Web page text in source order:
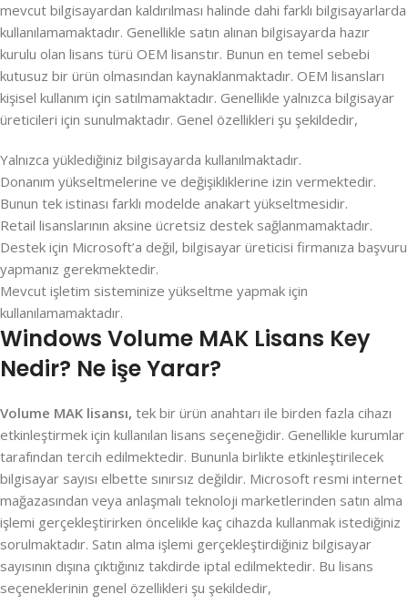
mevcut bilgisayardan kaldırılması halinde dahi farklı bilgisayarlarda
kullanılamamaktadır. Genellikle satın alınan bilgisayarda hazır
kurulu olan lisans türü OEM lisanstır. Bunun en temel sebebi
kutusuz bir ürün olmasından kaynaklanmaktadır. OEM lisansları
kişisel kullanım için satılmamaktadır. Genellikle yalnızca bilgisayar
üreticileri için sunulmaktadır. Genel özellikleri şu şekildedir,
Yalnızca yüklediğiniz bilgisayarda kullanılmaktadır.
Donanım yükseltmelerine ve değişikliklerine izin vermektedir.
Bunun tek istinası farklı modelde anakart yükseltmesidir.
Retail lisanslarının aksine ücretsiz destek sağlanmamaktadır.
Destek için Microsoft’a değil, bilgisayar üreticisi firmanıza başvuru
yapmanız gerekmektedir.
Mevcut işletim sisteminize yükseltme yapmak için
kullanılamamaktadır.
Windows Volume MAK Lisans Key
Nedir? Ne işe Yarar?
Volume MAK lisansı, tek bir ürün anahtarı ile birden fazla cihazı
etkinleştirmek için kullanılan lisans seçeneğidir. Genellikle kurumlar
tarafından tercih edilmektedir. Bununla birlikte etkinleştirilecek
bilgisayar sayısı elbette sınırsız değildir. Microsoft resmi internet
mağazasından veya anlaşmalı teknoloji marketlerinden satın alma
işlemi gerçekleştirirken öncelikle kaç cihazda kullanmak istediğiniz
sorulmaktadır. Satın alma işlemi gerçekleştirdiğiniz bilgisayar
sayısının dışına çıktığınız takdirde iptal edilmektedir. Bu lisans
seçeneklerinin genel özellikleri şu şekildedir,